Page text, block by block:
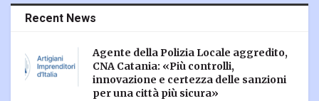
Recent News
Agente della Polizia Locale aggredito,
CNA Catania: «Più controlli,
innovazione e certezza delle sanzioni
per una città più sicura»